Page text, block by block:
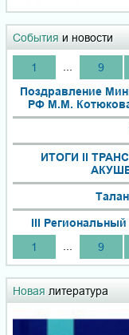
События и новости
1 9
Поздравление
РФ М.М. Котюкова
ИТОГИ II
III
1
9
Новая литература